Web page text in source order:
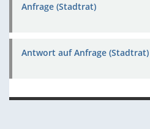
Anfrage (Stadtrat)
Antwort auf Anfrage (Stadtrat)